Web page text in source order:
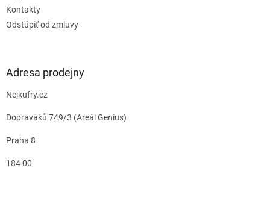
Kontakty
Odstúpiť od zmluvy
Adresa prodejny
Nejkufry.cz
Dopraváků 749/3 (Areál Genius)
Praha 8
184 00